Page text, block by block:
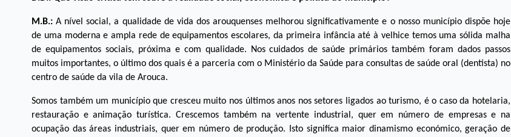
M.B.:A nível social, a qualidade de vida dos arouquenses melhorou significativamente e o nosso município dispõe hoje
de uma moderna e ampla rede de equipamentos escolares, da primeira infância até à velhice temos uma sólida malha
de equipamentos sociais, próxima e com qualidade. Nos cuidados de saúde primários também foram dados passos
muitos importantes, o último dos quais é a parceria com o Ministério da Saúde para consultas de saúde oral (dentista) no
centro de saúde da vila de Arouca.
Somos também um município que cresceu muito nos últimos anos nos setores ligados ao turismo, é o caso da hotelaria,
restauração e animação turística. Crescemos também na vertente industrial, quer em número de empresas e na
ocupação das áreas industriais, quer em número de produção. Isto significa maior dinamismo económico, geração de